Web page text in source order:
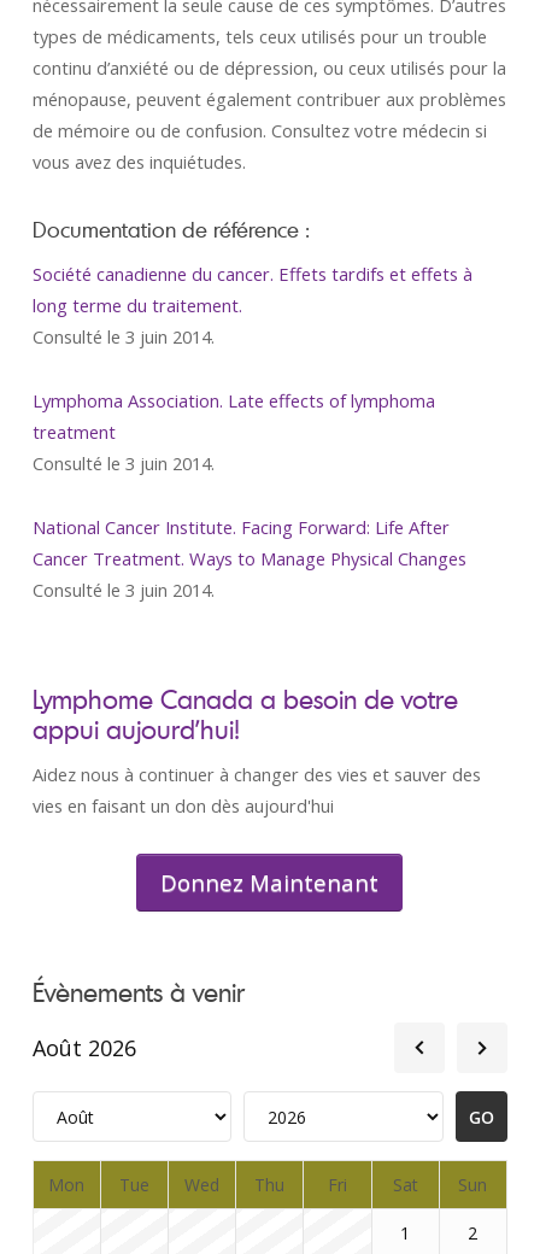
nécessairement la seule cause de ces symptômes. D’autres
types de médicaments, tels ceux utilisés pour un trouble
continu d’anxiété ou de dépression, ou ceux utilisés pour la
ménopause, peuvent également contribuer aux problèmes
de mémoire ou de confusion. Consultez votre médecin si
vous avez des inquiétudes.
Documentation de référence :
Société canadienne du cancer. Effets tardifs et effets à
long terme du traitement.
Consulté le 3 juin 2014.
Lymphoma Association. Late effects of lymphoma
treatment
Consulté le 3 juin 2014.
National Cancer Institute. Facing Forward: Life After
Cancer Treatment. Ways to Manage Physical Changes
Consulté le 3 juin 2014.
Lymphome Canada a besoin de votre
appui aujourd’hui!
Aidez nous à continuer à changer des vies et sauver des
vies en faisant un don dès aujourd'hui
Donnez Maintenant
Évènements à venir
Août 2026
Mon Tue Wed Thu Fri Sat Sun
1 2